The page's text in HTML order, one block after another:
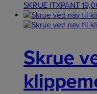
SKRUE ITXPANT
Skrue